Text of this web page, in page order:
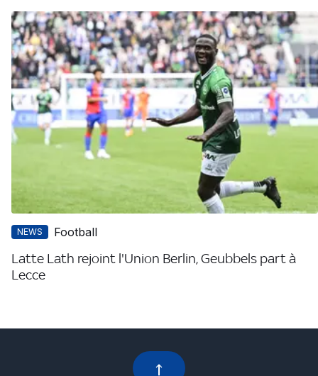
NEWS Football
Latte Lath rejoint l'Union Berlin, Geubbels part à
Lecce